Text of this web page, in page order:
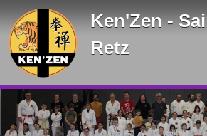
Ken'Zen -
Retz
Panneau de gestion des cookies